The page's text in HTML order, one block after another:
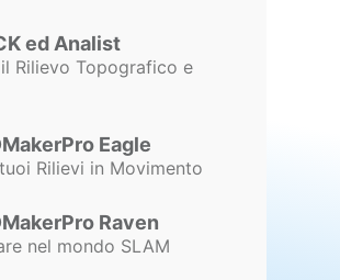
ed Analist
Rilievo Topografico e
Eagle
Rilievi in Movimento
Raven
nel mondo SLAM